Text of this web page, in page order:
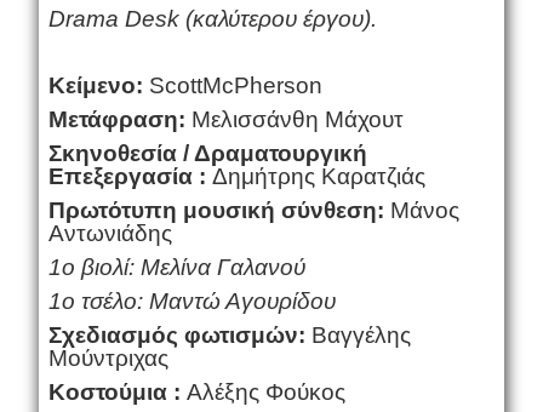
Drama Desk (καλύτερου έργου).
Κείμενο: ScottMcPherson
Μετάφραση: Μελισσάνθη Μάχουτ
Σκηνοθεσία / Δραματουργική
Επεξεργασία : Δημήτρης Καρατζιάς
Πρωτότυπη μουσική σύνθεση: Μάνος
Αντωνιάδης
1ο βιολί: Μελίνα Γαλανού
1ο τσέλο: Μαντώ Αγουρίδου
Σχεδιασμός φωτισμών: Βαγγέλης
Μούντριχας
Κοστούμια : Aλέξης Φούκος